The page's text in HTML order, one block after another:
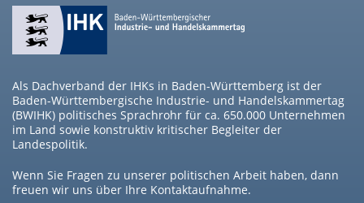
Als Dachverband der IHKs in Baden-Württemberg ist der
Baden-Württembergische Industrie- und Handelskammertag
(BWIHK) politisches Sprachrohr für ca. 650.000 Unternehmen
im Land sowie konstruktiv kritischer Begleiter der
Landespolitik.
Wenn Sie Fragen zu unserer politischen Arbeit haben, dann
freuen wir uns über Ihre Kontaktaufnahme.